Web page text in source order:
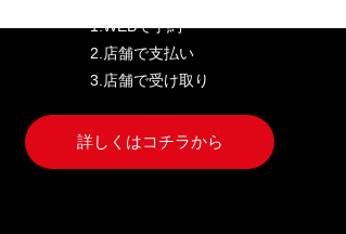
1.WEBで予約
2.店舗で支払い
3.店舗で受け取り
詳しくはコチラから